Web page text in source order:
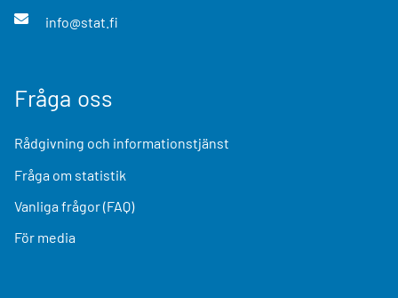
info@stat.fi
Fråga oss
Rådgivning och informationstjänst
Fråga om statistik
Vanliga frågor (FAQ)
För media